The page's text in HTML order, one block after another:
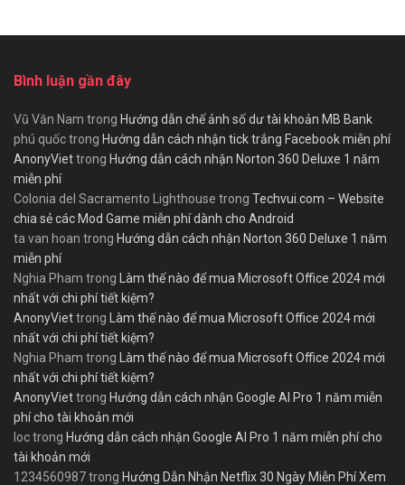
Bình luận gần đây
Vũ Văn Nam trong Hướng dẫn chế ảnh số dư tài khoản MB Bank
phú quốctrong Hướng dẫn cách nhận tick trắng Facebook miễn phí
AnonyViettrong Hướng dẫn cách nhận Norton 360 Deluxe 1 năm
miễn phí
Colonia del Sacramento Lighthouse trong Techvui.com – Website
chia sẻ các Mod Game miễn phí dành cho Android
ta van hoan trong Hướng dẫn cách nhận Norton 360 Deluxe 1 năm
miễn phí
Nghia Pham trong Làm thế nào để mua Microsoft Office 2024 mới
nhất với chi phí tiết kiệm?
AnonyViettrong Làm thế nào để mua Microsoft Office 2024 mới
nhất với chi phí tiết kiệm?
Nghia Pham trong Làm thế nào để mua Microsoft Office 2024 mới
nhất với chi phí tiết kiệm?
AnonyViettrong Hướng dẫn cách nhận Google AI Pro 1 năm miễn
phí cho tài khoản mới
loctrong Hướng dẫn cách nhận Google AI Pro 1 năm miễn phí cho
tài khoản mới
1234560987trong Hướng Dẫn Nhận Netflix 30 Ngày Miễn Phí Xem